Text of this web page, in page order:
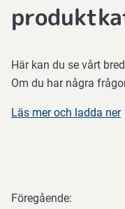
Här kan du se vårt
Om du har några
Läs mer och ladda ner
Föregående: